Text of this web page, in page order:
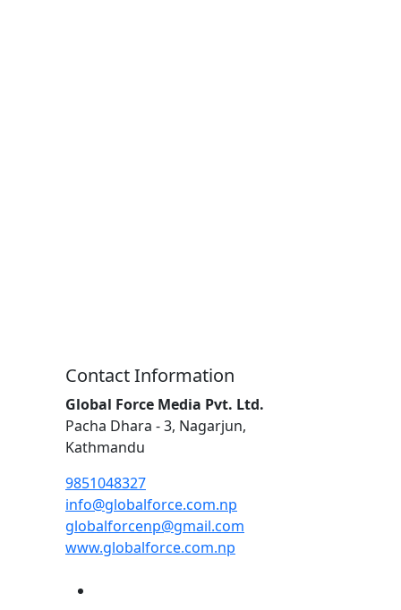
Contact Information
Global Force Media Pvt. Ltd.
Pacha Dhara - 3, Nagarjun,
Kathmandu
9851048327
info@globalforce.com.np
globalforcenp@gmail.com
www.globalforce.com.np